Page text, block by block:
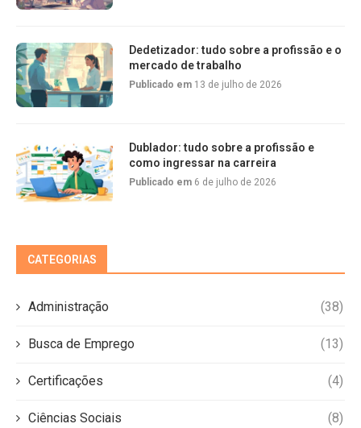
Dedetizador: tudo sobre a profissão e o
mercado de trabalho
Publicado em 13 de julho de 2026
Dublador: tudo sobre a profissão e
como ingressar na carreira
Publicado em 6 de julho de 2026
CATEGORIAS
Administração (38)
Busca de Emprego (13)
Certificações (4)
Ciências Sociais (8)